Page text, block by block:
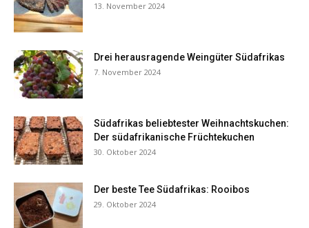
13. November 2024
Drei herausragende Weingüter Südafrikas
7. November 2024
Südafrikas beliebtester Weihnachtskuchen:
Der südafrikanische Früchtekuchen
30. Oktober 2024
Der beste Tee Südafrikas: Rooibos
29. Oktober 2024